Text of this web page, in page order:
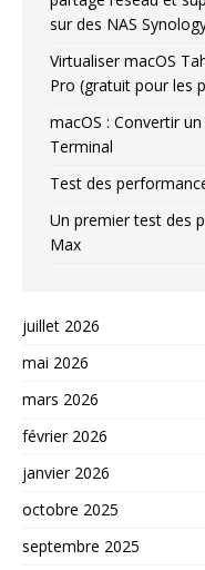
sur des NAS
Virtualiser macOS
Pro (gratuit pour les
macOS : Convertir
Terminal
Test des
Un premier test des
Max
juillet 2026
mai 2026
mars 2026
février 2026
janvier 2026
octobre 2025
septembre 2025